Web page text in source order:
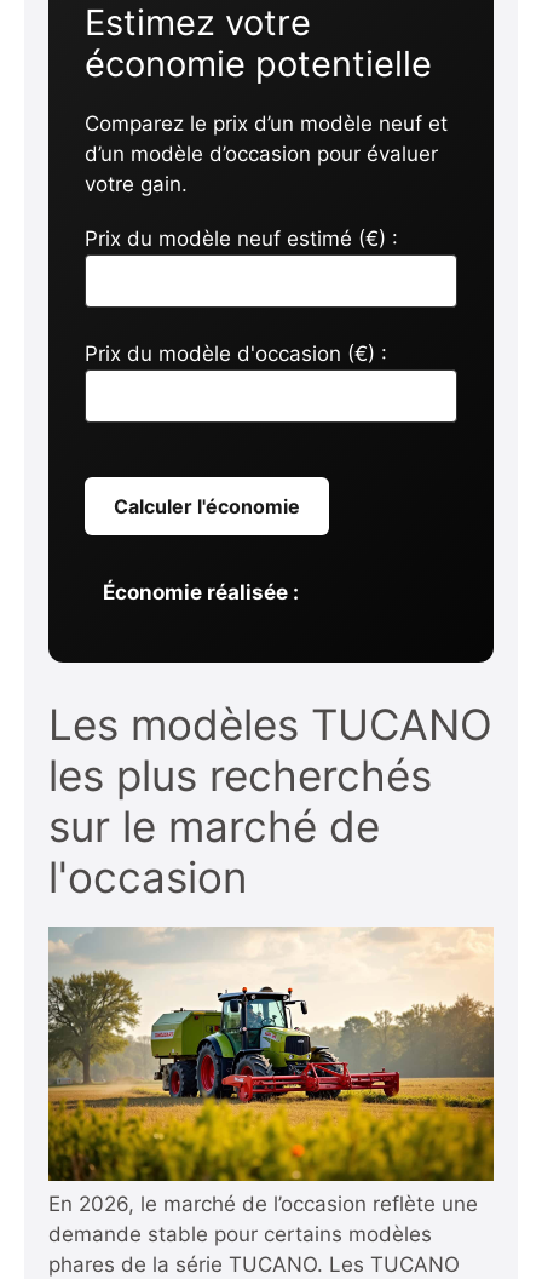
Estimez votre
économie potentielle
Comparez le prix d’un modèle neuf et
d’un modèle d’occasion pour évaluer
votre gain.
Prix du modèle neuf estimé (€) :
Prix du modèle d'occasion (€) :
Calculer l'économie
Économie réalisée :
Les modèles TUCANO
les plus recherchés
sur le marché de
l'occasion
En 2026, le marché de l’occasion reflète une
demande stable pour certains modèles
phares de la série TUCANO. Les TUCANO